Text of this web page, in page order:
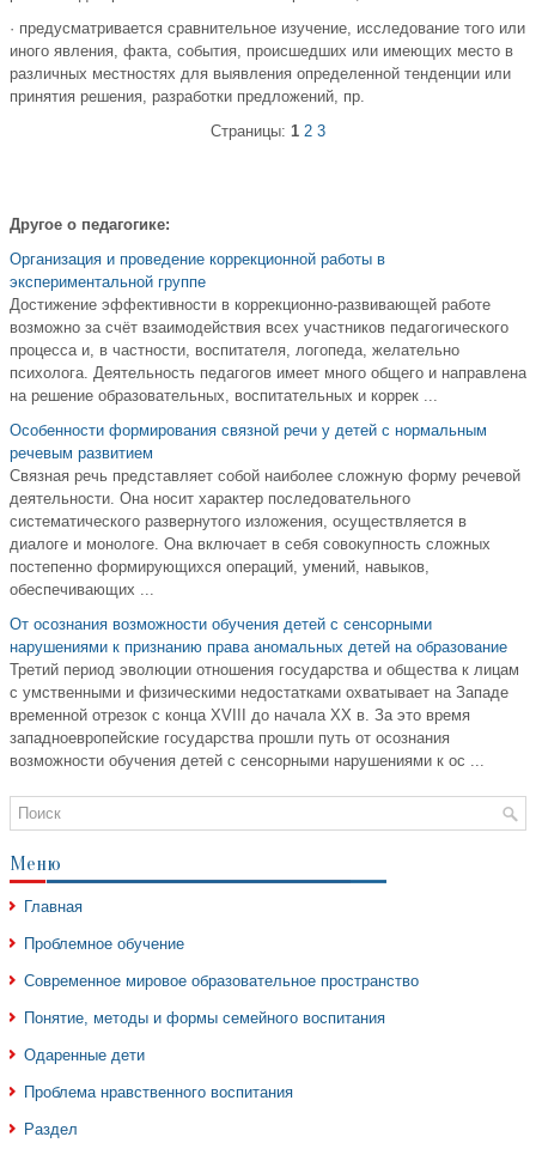
· предусматривается сравнительное изучение, исследование того или
иного явления, факта, события, происшедших или имеющих место в
различных местностях для выявления определенной тенденции или
принятия решения, разработки предложений, пр.
Страницы: 1 2 3
Другое о педагогике:
Организация и проведение коррекционной работы в
экспериментальной группе
Достижение эффективности в коррекционно-развивающей работе
возможно за счёт взаимодействия всех участников педагогического
процесса и, в частности, воспитателя, логопеда, желательно
психолога. Деятельность педагогов имеет много общего и направлена
на решение образовательных, воспитательных и коррек ...
Особенности формирования связной речи у детей с нормальным
речевым развитием
Связная речь представляет собой наиболее сложную форму речевой
деятельности. Она носит характер последовательного
систематического развернутого изложения, осуществляется в
диалоге и монологе. Она включает в себя совокупность сложных
постепенно формирующихся операций, умений, навыков,
обеспечивающих ...
От осознания возможности обучения детей с сенсорными
нарушениями к признанию права аномальных детей на образование
Третий период эволюции отношения государства и общества к лицам
с умственными и физическими недостатками охватывает на Западе
временной отрезок с конца ХVIII до начала ХХ в. За это время
западноевропейские государства прошли путь от осознания
возможности обучения детей с сенсорными нарушениями к ос ...
Меню
Главная
Проблемное обучение
Современное мировое образовательное пространство
Понятие, методы и формы семейного воспитания
Одаренные дети
Проблема нравственного воспитания
Раздел